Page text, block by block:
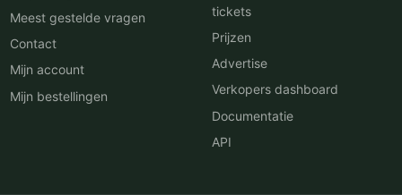
Meest gestelde vragen
Contact
Mijn account
Mijn bestellingen
tickets
Prijzen
Advertise
Verkopers dashboard
Documentatie
API